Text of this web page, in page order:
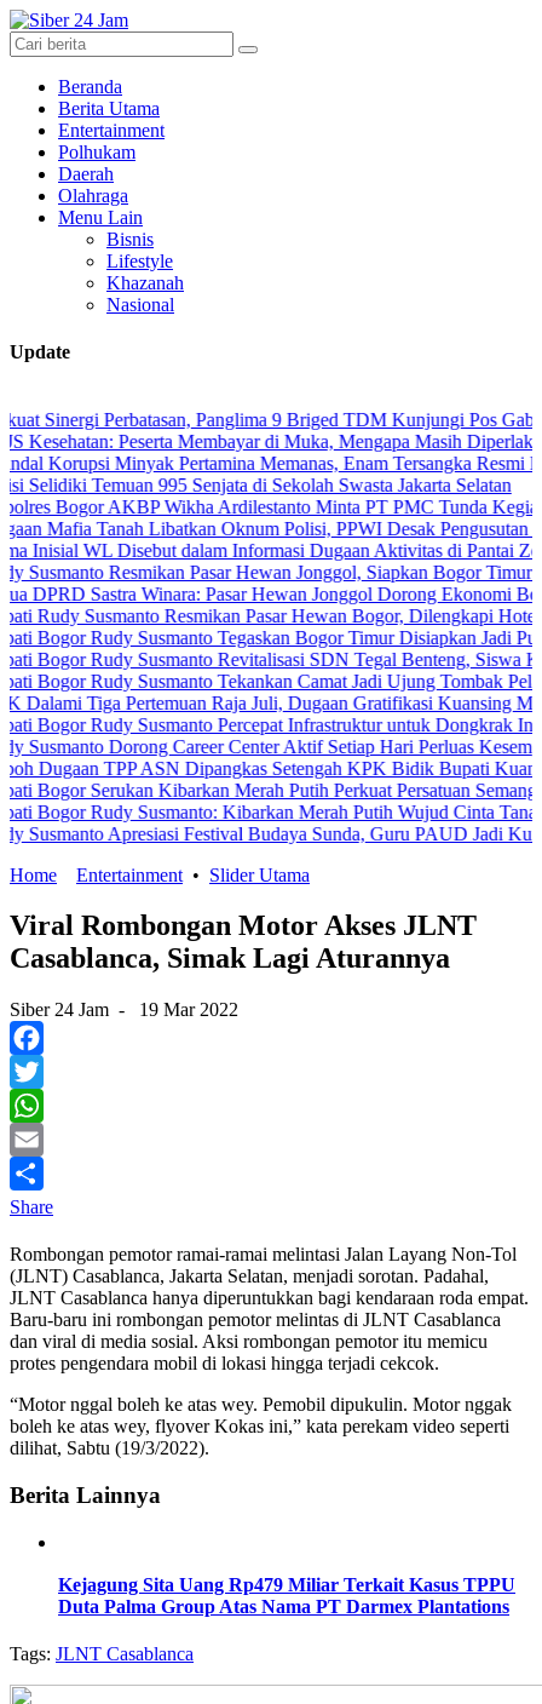
Beranda
Berita Utama
Entertainment
Polhukam
Daerah
Olahraga
Menu Lain
Bisnis
Lifestyle
Khazanah
Nasional
Update
Perbatasan, Panglima 9 Briged TDM Kunjungi Pos Gabma
Peserta Membayar di Muka, Mengapa Masih Diperlakukan
Minyak Pertamina Memanas, Enam Tersangka Resmi Diseret ke
Temuan 995 Senjata di Sekolah Swasta Jakarta Selatan
AKBP Wikha Ardilestanto Minta PT PMC Tunda Kegiatan Demi
Tanah Libatkan Oknum Polisi, PPWI Desak Pengusutan Tuntas
WL Disebut dalam Informasi Dugaan Aktivitas di Pantai Zore, Bea
Resmikan Pasar Hewan Jonggol, Siapkan Bogor Timur Jadi
Sastra Winara: Pasar Hewan Jonggol Dorong Ekonomi Bogor Timur
Resmikan Pasar Hewan Bogor, Dilengkapi Hotel Hewan
Rudy Susmanto Tegaskan Bogor Timur Disiapkan Jadi Pusat
Rudy Susmanto Revitalisasi SDN Tegal Benteng, Siswa Kini
Rudy Susmanto Tekankan Camat Jadi Ujung Tombak Pelayanan
Pertemuan Raja Juli, Dugaan Gratifikasi Kuansing Menguat
Rudy Susmanto Percepat Infrastruktur untuk Dongkrak Investasi
Dorong Career Center Aktif Setiap Hari Perluas Kesempatan
TPP ASN Dipangkas Setengah KPK Bidik Bupati Kuansing
Serukan Kibarkan Merah Putih Perkuat Persatuan Semangat
Rudy Susmanto: Kibarkan Merah Putih Wujud Cinta Tanah Air
Apresiasi Festival Budaya Sunda, Guru PAUD Jadi Kunci
Home
Entertainment • Slider Utama
Viral Rombongan Motor Akses JLNT
Casablanca, Simak Lagi Aturannya
Siber 24 Jam - 19 Mar 2022
Facebook
Twitter
WhatsApp
Email
Share
Rombongan pemotor ramai-ramai melintasi Jalan Layang Non-Tol
(JLNT) Casablanca, Jakarta Selatan, menjadi sorotan. Padahal,
JLNT Casablanca hanya diperuntukkan bagi kendaraan roda empat.
Baru-baru ini rombongan pemotor melintas di JLNT Casablanca
dan viral di media sosial. Aksi rombongan pemotor itu memicu
protes pengendara mobil di lokasi hingga terjadi cekcok.
“Motor nggal boleh ke atas wey. Pemobil dipukulin. Motor nggak
boleh ke atas wey, flyover Kokas ini,” kata perekam video seperti
dilihat, Sabtu (19/3/2022).
Berita Lainnya
Kejagung Sita Uang Rp479 Miliar Terkait Kasus TPPU
Duta Palma Group Atas Nama PT Darmex Plantations
Tags: JLNT Casablanca